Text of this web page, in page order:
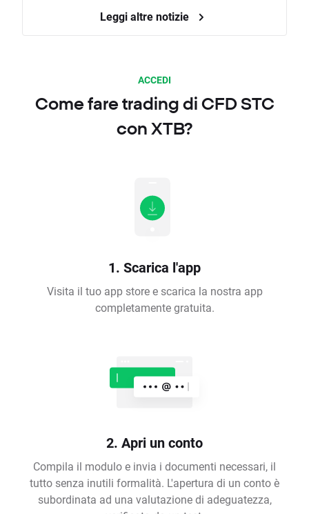
Leggi altre notizie
ACCEDI
Come fare trading di CFD STC
con XTB?
1. Scarica l'app
Visita il tuo app store e scarica la nostra app
completamente gratuita.
2. Apri un conto
Compila il modulo e invia i documenti necessari, il
tutto senza inutili formalità. L'apertura di un conto è
subordinata ad una valutazione di adeguatezza,